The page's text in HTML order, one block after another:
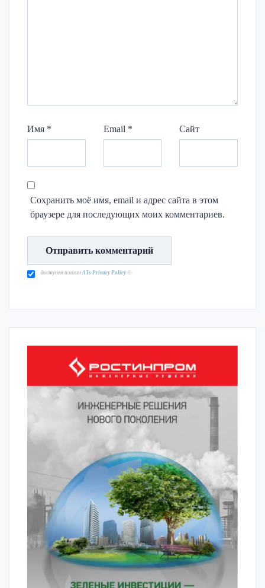
Имя * Email * Сайт
Сохранить моё имя, email и адрес сайта в этом
браузере для последующих моих комментариев.
доступен плагин ATs Privacy Policy ©